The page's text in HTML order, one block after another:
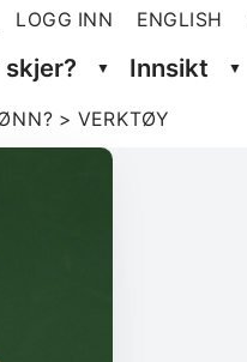
LOGG INN ENGLISH
skjer? Innsikt
> VERKTØY